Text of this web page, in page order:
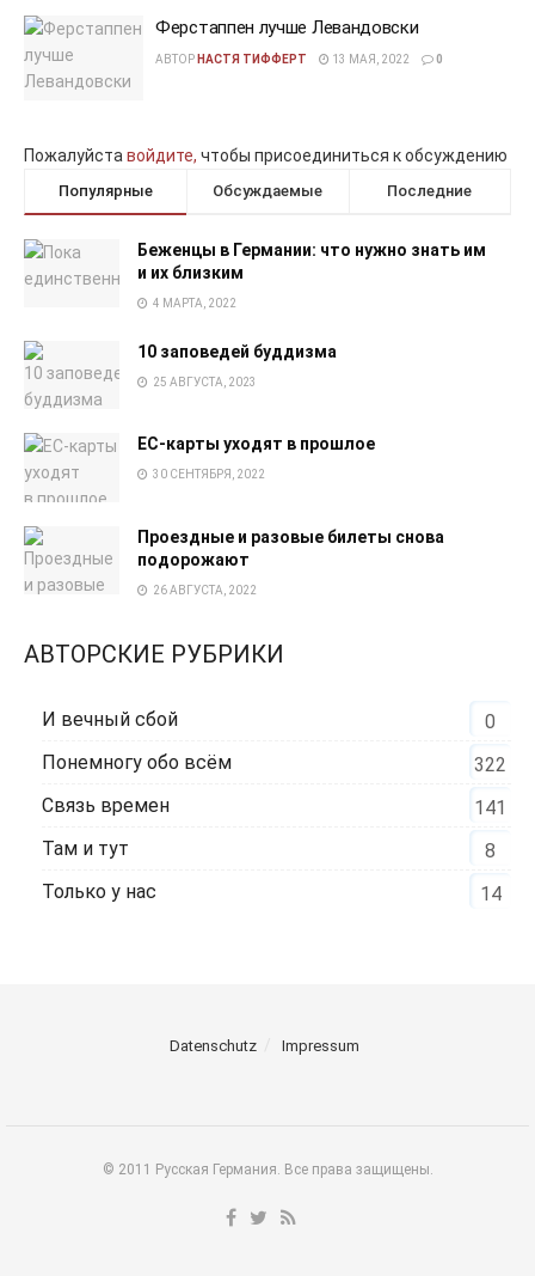
Ферстаппен лучше Левандовски
АВТОР НАСТЯ ТИФФЕРТ 13 МАЯ, 2022 0
Пожалуйставойдите, чтобы присоединиться к обсуждению
Популярные Обсуждаемые Последние
Беженцы в Германии: что нужно знать им
и их близким
4 МАРТА, 2022
10 заповедей буддизма
25 АВГУСТА, 2023
EC-карты уходят в прошлое
30 СЕНТЯБРЯ, 2022
Проездные и разовые билеты снова
подорожают
26 АВГУСТА, 2022
АВТОРСКИЕ РУБРИКИ
И вечный сбой
0
Понемногу обо всём
322
Связь времен
141
Там и тут
8
Только у нас
14
Datenschutz Impressum
© 2011 Русская Германия. Все права защищены.